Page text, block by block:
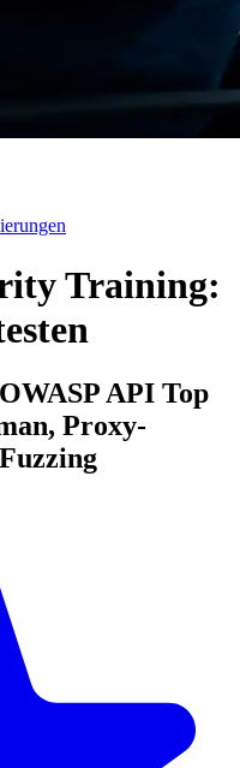
Training:
API Top
Proxy-